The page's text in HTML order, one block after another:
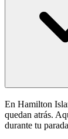
En Hamilton
quedan atrás.
durante tu